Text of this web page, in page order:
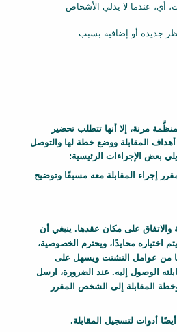
أي، عندما لا يدلي الأشخاص
جديدة أو إضافية بسبب
مرنة، إلا أنها تتطلب تحضير
المقابلة ووضع خطة لها والتوصل
بعض الإجراءات الرئيسية:
إجراء المقابلة معه مسبقًا وتوضيح
والاتفاق على مكان عقدها. ينبغي أن
اختياره محايدًا، ويحترم الخصوصية،
من عوامل التشتت ويسهل على
الوصول إليه. عند الضرورة، ارسل
المقابلة إلى الشخص المقرر
أدوات لتسجيل المقابلة.